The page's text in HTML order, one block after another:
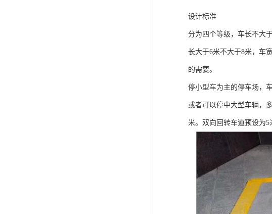
设计标准
分为四个等级，车长不大
长大于6米不大于8米，车
的需要。
停小型车为主的停车场，
或者可以停中大型车辆，
米。双向回转车道预设为5